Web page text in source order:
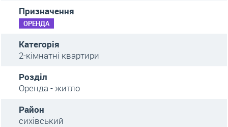
Призначення
ОРЕНДА
Категорія
2-кімнатні квартири
Розділ
Оренда - житло
Район
сихівський